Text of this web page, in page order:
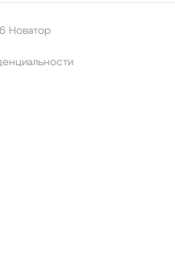
Новатор